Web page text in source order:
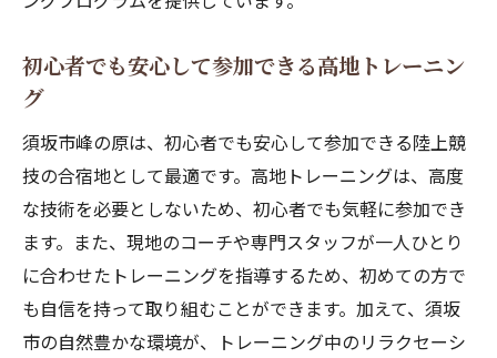
初心者でも安心して参加できる高地トレーニン
グ
須坂市峰の原は、初心者でも安心して参加できる陸上競
技の合宿地として最適です。高地トレーニングは、高度
な技術を必要としないため、初心者でも気軽に参加でき
ます。また、現地のコーチや専門スタッフが一人ひとり
に合わせたトレーニングを指導するため、初めての方で
も自信を持って取り組むことができます。加えて、須坂
市の自然豊かな環境が、トレーニング中のリラクセーシ